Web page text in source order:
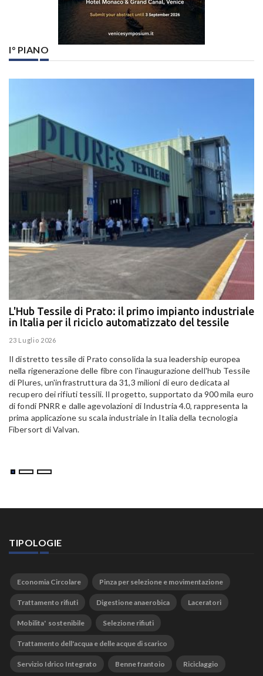
I° PIANO
L'Hub Tessile di Prato: il primo impianto industriale
in Italia per il riciclo automatizzato del tessile
23 Luglio 2026
Il distretto tessile di Prato consolida la sua leadership europea
nella rigenerazione delle fibre con l'inaugurazione dell'hub Tessile
di Plures, un'infrastruttura da 31,3 milioni di euro dedicata al
recupero dei rifiuti tessili. Il progetto, supportato da 900 mila euro
di fondi PNRR e dalle agevolazioni di Industria 4.0, rappresenta la
prima applicazione su scala industriale in Italia della tecnologia
Fibersort di Valvan.
TIPOLOGIE
Economia Circolare Pinza per selezione e movimentazione
Trattamento rifiuti Digestione anaerobica Laceratori
Mobilita' sostenibile Selezione rifiuti
Trattamento dell'acqua e delle acque di scarico
Servizio Idrico Integrato Benne frantoio Riciclaggio